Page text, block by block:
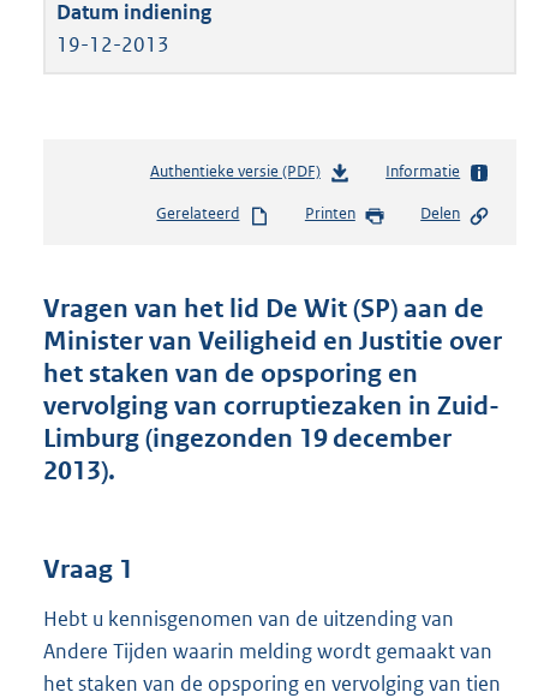
19-12-2013
Authentieke versie (PDF)b
s
n
d
s
g
r
o
K
b
Informatie
Gerelateerd Printen Delen
Vragen van het lid De Wit (SP) aan de
Minister van Veiligheid en Justitie over
het staken van de opsporing en
vervolging van corruptiezaken in Zuid-
Limburg (ingezonden 19 december
2013).
Vraag 1
Hebt u kennisgenomen van de uitzending van
Andere Tijden waarin melding wordt gemaakt van
het staken van de opsporing en vervolging van tien